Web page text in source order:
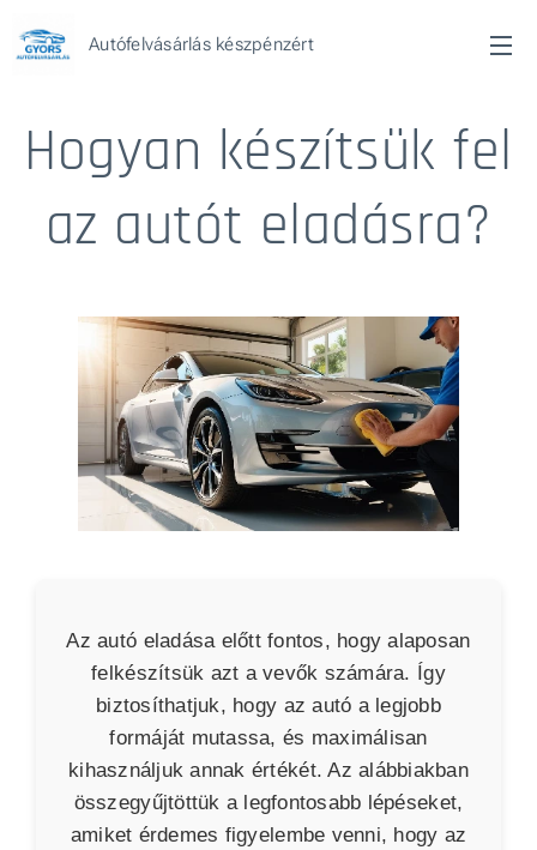
Autófelvásárlás készpénzért
Hogyan készítsük fel
az autót eladásra?
Az autó eladása előtt fontos, hogy alaposan
felkészítsük azt a vevők számára. Így
biztosíthatjuk, hogy az autó a legjobb
formáját mutassa, és maximálisan
kihasználjuk annak értékét. Az alábbiakban
összegyűjtöttük a legfontosabb lépéseket,
amiket érdemes figyelembe venni, hogy az